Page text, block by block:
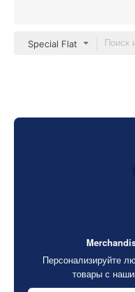
Special Flat
Персонализируйте
товары с